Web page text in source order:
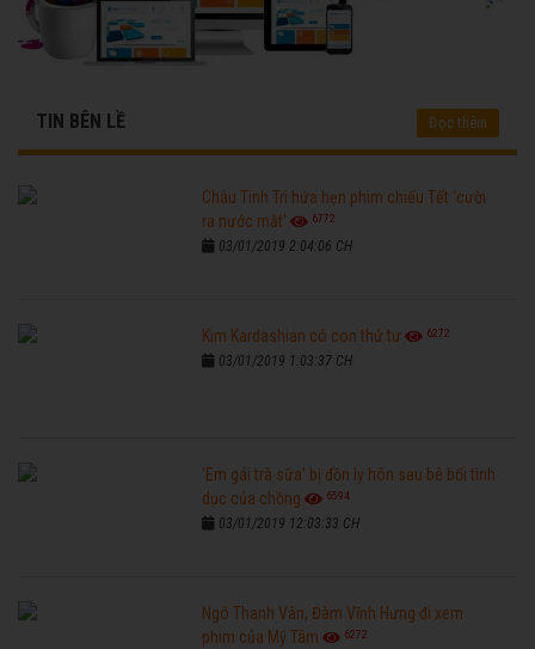
TIN BÊN LỀ Đọc thêm
Châu Tinh Trì hứa hẹn phim chiếu Tết 'cười
ra nước mắt'
6772
03/01/2019 2:04:06 CH
Kim Kardashian có con thứ tư 6272
03/01/2019 1:03:37 CH
'Em gái trà sữa' bị đồn ly hôn sau bê bối tình
dục của chồng
6594
03/01/2019 12:03:33 CH
Ngô Thanh Vân, Đàm Vĩnh Hưng đi xem
phim của Mỹ Tâm
6272